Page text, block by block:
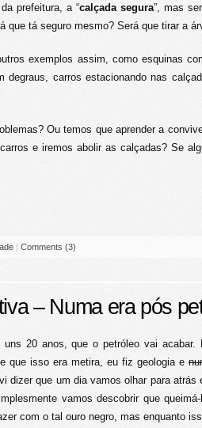
prefeitura, a “calçada segura”, mas
que tá seguro mesmo? Será que tirar a
exemplos assim, como esquinas
degraus, carros estacionando nas
Ou temos que aprender a
e iremos abolir as calçadas? Se
| Comments (3)
– Numa era pós
20 anos, que o petróleo vai acabar.
que isso era metira, eu fiz geologia e
dizer que um dia vamos olhar para
vamos descobrir que
com o tal ouro negro, mas enquanto